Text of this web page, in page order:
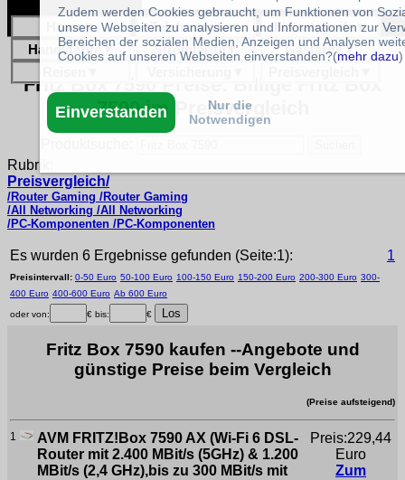
Home▼ Telefontarife▼ Flatratetarife▼
Handytarife▼ Stromtarife▼ Gastarife▼
Fritz Box 7590 Preise: Billige Fritz Box
7590 im Preisvergleich
Rubrik:
Preisvergleich/
/Router Gaming /Router Gaming
/All Networking /All Networking
/PC-Komponenten /PC-Komponenten
Es wurden 6 Ergebnisse gefunden (Seite:1): 1
Preisintervall: 0-50 Euro 50-100 Euro 100-150 Euro 150-200 Euro 200-300 Euro 300-
400 Euro 400-600 Euro Ab 600 Euro
oder von: € bis: €
Fritz Box 7590 kaufen --Angebote und
günstige Preise beim Vergleich
(Preise aufsteigend)
1
AVM FRITZ!Box 7590 AX (Wi-Fi 6 DSL-
Router mit 2.400 MBit/s (5GHz) & 1.200
MBit/s (2,4 GHz),bis zu 300 MBit/s mit
Preis:229,44
Euro
Zum
Zudem werden Cookies gebraucht, um Funktionen von
unsere Webseiten zu analysieren und Informationen zur
Bereichen der sozialen Medien, Anzeigen und Analysen
Cookies auf unseren Webseiten einverstanden?(mehr dazu)
Einverstanden
Nur die
Notwendigen